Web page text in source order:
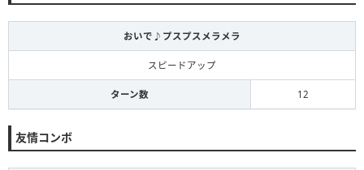
おいで♪プスプスメラメラ
スピードアップ
ターン数 12
友情コンボ